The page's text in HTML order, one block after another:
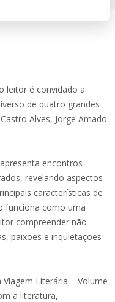
leitor é convidado a
de quatro grandes
Alves, Jorge Amado
encontros
revelando aspectos
características de
funciona como uma
compreender não
paixões e inquietações
Literária – Volume
a literatura,